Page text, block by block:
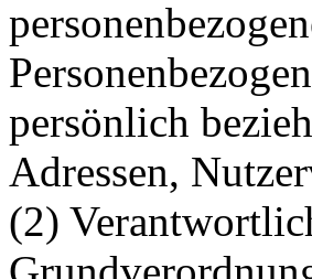
persönlich
Adressen,
(2)